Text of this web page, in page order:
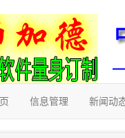
信息管理 新闻动